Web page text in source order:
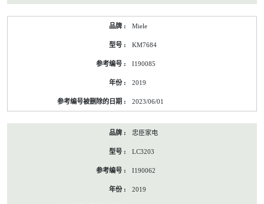
Miele
KM7684
I190085
2019
2023/06/01
忠臣家电
LC3203
I190062
2019